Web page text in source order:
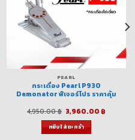
PEARL
กระเดื่อง Pearl P930
Demonator ฟีเจอร์โปร ราคาคุ้ม
4,950.00฿ Original
price
was:
4,950.00 ฿.
3,960.00 ฿Current
หยิบใส่ตะกร้า